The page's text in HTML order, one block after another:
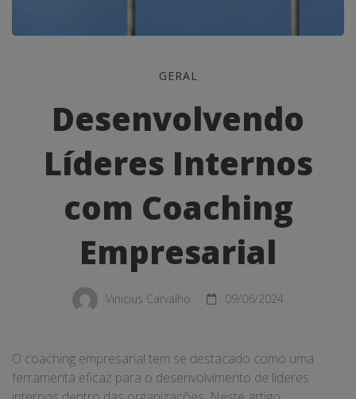
Desenvolvendo
Líderes
Internos
com
Coaching
Empresarial
GERAL
Desenvolvendo
Líderes Internos
com Coaching
Empresarial
Vinicius Carvalho 09/06/2024
O coaching empresarial tem se destacado como uma
ferramenta eficaz para o desenvolvimento de líderes